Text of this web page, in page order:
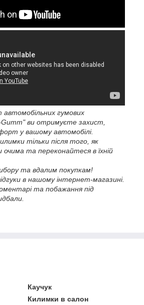
гумових
ви отримуєте захист,
у вашому автомобілі.
тільки після того, як
очима та переконайтеся в їхній
та вдалим покупкам!
в нашому інтернет-магазині.
та побажання під
придбали.
Каучук
Килимки в салон